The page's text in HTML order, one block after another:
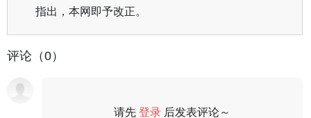
指出，本网即予改正。
评论（0）
请先登录 后发表评论～